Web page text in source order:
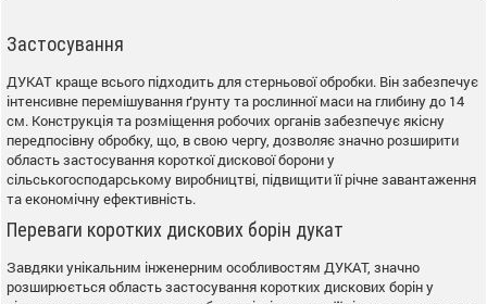
Застосування
ДУКАТ краще всього підходить для стерньової обробки. Він забезпечує
інтенсивне перемішування ґрунту та рослинної маси на глибину до 14
см. Конструкція та розміщення робочих органів забезпечує якісну
передпосівну обробку, що, в свою чергу, дозволяє значно розширити
область застосування короткої дискової борони у
сільськогосподарському виробництві, підвищити її річне завантаження
та економічну ефективність.
Переваги коротких дискових борін дукат
Завдяки унікальним інженерним особливостям ДУКАТ, значно
розширюється область застосування коротких дискових борін у